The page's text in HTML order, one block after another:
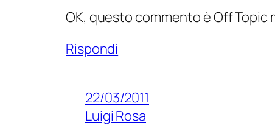
OK, questo commento è Off Topic
Rispondi
22/03/2011
Luigi Rosa